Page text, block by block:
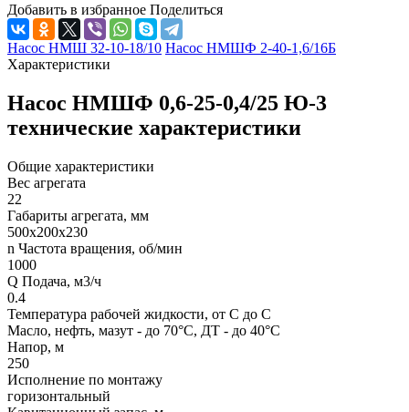
Добавить в избранное Поделиться
Насос НМШ 32-10-18/10 Насос НМШФ 2-40-1,6/16Б
Характеристики
Насос НМШФ 0,6-25-0,4/25 Ю-3
технические характеристики
Общие характеристики
Вес агрегата
22
Габариты агрегата, мм
500х200х230
n Частота вращения, об/мин
1000
Q Подача, м3/ч
0.4
Температура рабочей жидкости, от С до С
Масло, нефть, мазут - до 70°С, ДТ - до 40°С
Напор, м
250
Исполнение по монтажу
горизонтальный